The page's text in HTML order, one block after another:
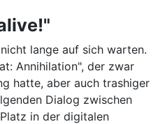
lange auf sich warten.
Annihilation", der zwar
hatte, aber auch trashiger
Dialog zwischen
in der digitalen